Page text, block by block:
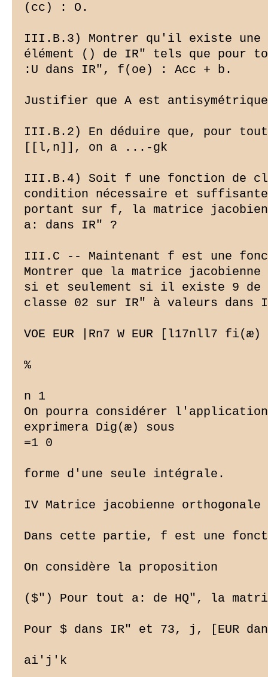
(cc) : O.
III.B.3) Montrer qu'il existe
élément () de IR" tels que pour
:U dans IR", f(oe) : Acc + b.
Justifier que A est
III.B.2) En déduire que, pour
[[l,n]], on a ...-gk
III.B.4) Soit f une fonction de
condition nécessaire et suffisante
portant sur f, la matrice
a: dans IR" ?
III.C -- Maintenant f est une
Montrer que la matrice
si et seulement si il existe 9 de
classe 02 sur IR" à valeurs dans
VOE EUR |Rn7 W EUR [l17nll7
%
n 1
On pourra considérer
exprimera Dig(æ) sous
=1 0
forme d'une seule intégrale.
IV Matrice jacobienne orthogonale
Dans cette partie, f est une
On considère la proposition
($") Pour tout a: de HQ", la
Pour $ dans IR" et 73, j, [EUR
ai'j'k